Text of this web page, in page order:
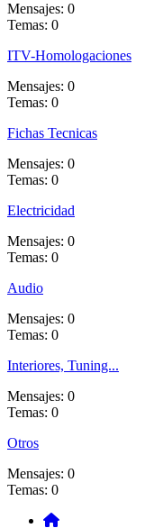
Mensajes: 0
Temas: 0
ITV-Homologaciones
Mensajes: 0
Temas: 0
Fichas Tecnicas
Mensajes: 0
Temas: 0
Electricidad
Mensajes: 0
Temas: 0
Audio
Mensajes: 0
Temas: 0
Interiores, Tuning...
Mensajes: 0
Temas: 0
Otros
Mensajes: 0
Temas: 0